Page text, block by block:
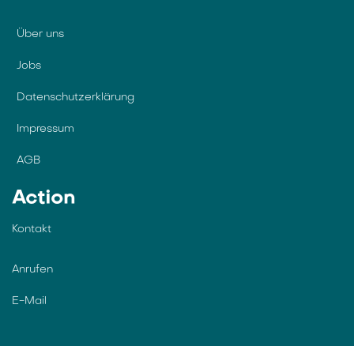
Über uns
Jobs
Datenschutzerklärung
Impressum
AGB
Action
Kontakt
Anrufen
E-Mail